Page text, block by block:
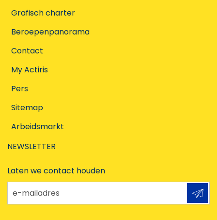
Grafisch charter
Beroepenpanorama
Contact
My Actiris
Pers
Sitemap
Arbeidsmarkt
NEWSLETTER
Laten we contact houden
e-mailadres